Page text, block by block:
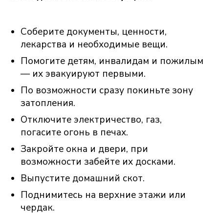
Соберите документы, ценности,
лекарства и необходимые вещи.
Помогите детям, инвалидам и пожилым
— их эвакуируют первыми.
По возможности сразу покиньте зону
затопления.
Отключите электричество, газ,
погасите огонь в печах.
Закройте окна и двери, при
возможности забейте их досками.
Выпустите домашний скот.
Поднимитесь на верхние этажи или
чердак.